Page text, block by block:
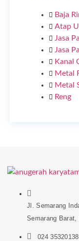
Baja
Atap
Jasa
Jasa
Kanal
Metal
Metal
Reng
Jl. Semarang
Semarang Barat,
024 35320138